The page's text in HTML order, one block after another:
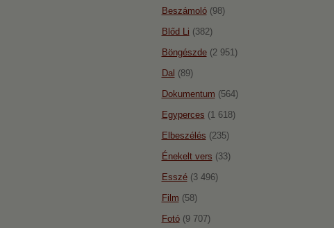
Beszámoló(98)
Blőd Li (382)
Böngészde(2 951)
Dal (89)
Dokumentum (564)
Egyperces (1 618)
Elbeszélés (235)
Énekelt vers (33)
Esszé(3 496)
Film (58)
Fotó(9 707)